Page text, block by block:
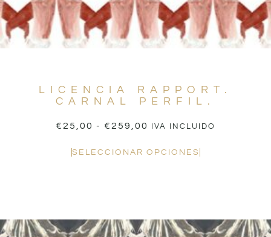
LICENCIA RAPPORT.
CARNAL PERFIL.
€25,00 - €259,00 IVA INCLUIDO
SELECCIONAR OPCIONES